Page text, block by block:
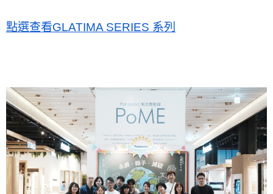
點選查看GLATIMA SERIES 系列